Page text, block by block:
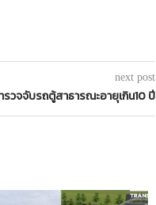
next post
วจจับรถตู้สาธารณะอายุเกิน10 ปี